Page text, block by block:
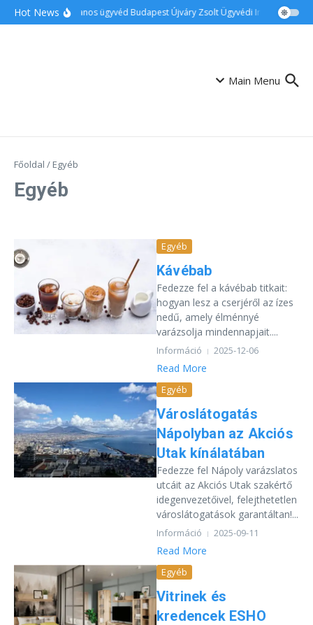
Ugrás a tartalomhoz
Hot NewsIngatlanos ügyvéd Budapest Újváry Zsolt Ügyvédi Iroda
Main Menu
Főoldal / Egyéb
Egyéb
Egyéb
Kávébab
Fedezze fel a kávébab titkait:
hogyan lesz a cserjéről az ízes
nedű, amely élménnyé
varázsolja mindennapjait....
Információ 2025-12-06
Read More
Egyéb
Városlátogatás
Nápolyban az Akciós
Utak kínálatában
Fedezze fel Nápoly varázslatos
utcáit az Akciós Utak szakértő
idegenvezetőivel, felejthetetlen
városlátogatások garantáltan!...
Információ 2025-09-11
Read More
Egyéb
Vitrinek és
kredencek ESHO